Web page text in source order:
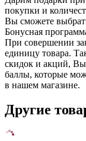
покупки и
Вы сможете
Бонусная
При совершении
единицу товара.
скидок и акций,
баллы, которые
в нашем магазине.
Другие